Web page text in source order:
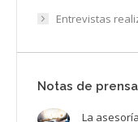
Entrevistas
Notas de
La